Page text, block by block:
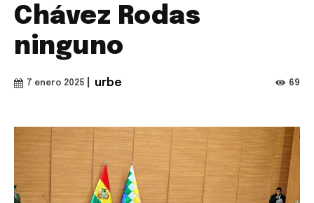
Chávez Rodas
ninguno
7 enero 2025 urbe 69